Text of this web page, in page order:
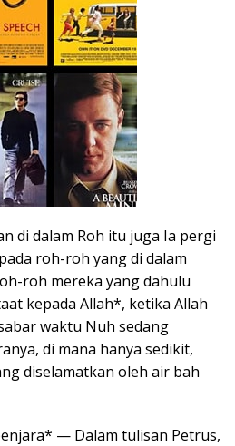
di dalam Roh itu juga Ia pergi
roh-roh yang di dalam
roh mereka yang dahulu
kepada Allah*, ketika Allah
waktu Nuh sedang
di mana hanya sedikit,
diselamatkan oleh air bah
— Dalam tulisan Petrus,